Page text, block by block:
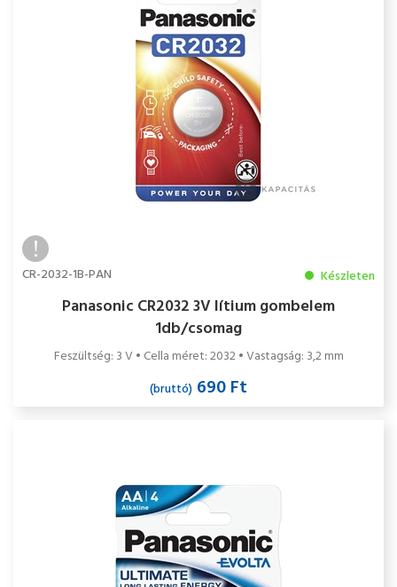
CR-2032-1B-PAN Készleten
Panasonic CR2032 3V lítium gombelem
1db/csomag
Feszültség: 3 V • Cella méret: 2032 • Vastagság: 3,2 mm
(bruttó) 690 Ft